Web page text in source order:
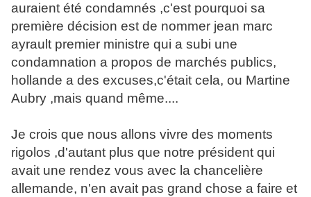
auraient été condamnés ,c'est pourquoi sa
première décision est de nommer jean marc
ayrault premier ministre qui a subi une
condamnation a propos de marchés publics,
hollande a des excuses,c'était cela, ou Martine
Aubry ,mais quand même....
Je crois que nous allons vivre des moments
rigolos ,d'autant plus que notre président qui
avait une rendez vous avec la chancelière
allemande, n'en avait pas grand chose a faire et